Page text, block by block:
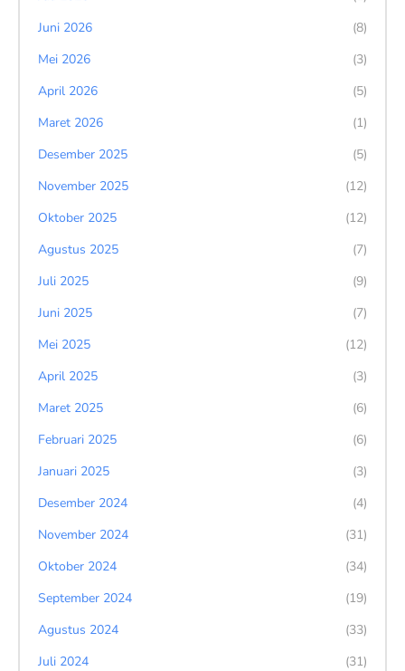
Juni 2026
(8)
Mei 2026
(3)
April 2026
(5)
Maret 2026
(1)
Desember 2025
(5)
November 2025
(12)
Oktober 2025
(12)
Agustus 2025
(7)
Juli 2025
(9)
Juni 2025
(7)
Mei 2025
(12)
April 2025
(3)
Maret 2025
(6)
Februari 2025
(6)
Januari 2025
(3)
Desember 2024
(4)
November 2024
(31)
Oktober 2024
(34)
September 2024
(19)
Agustus 2024
(33)
Juli 2024
(31)